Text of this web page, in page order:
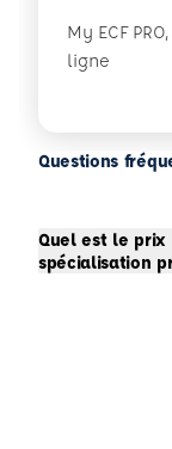
My ECF
ligne
Questions
Quel est le prix
spécialisation